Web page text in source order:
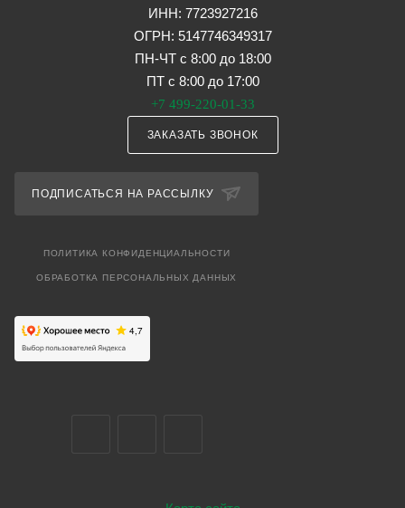
ИНН: 7723927216
ОГРН: 5147746349317
ПН-ЧТ с 8:00 до 18:00
ПТ с 8:00 до 17:00
+7 499-220-01-33
ЗАКАЗАТЬ ЗВОНОК
ПОДПИСАТЬСЯ НА РАССЫЛКУ
ПОЛИТИКА КОНФИДЕНЦИАЛЬНОСТИ
ОБРАБОТКА ПЕРСОНАЛЬНЫХ ДАННЫХ